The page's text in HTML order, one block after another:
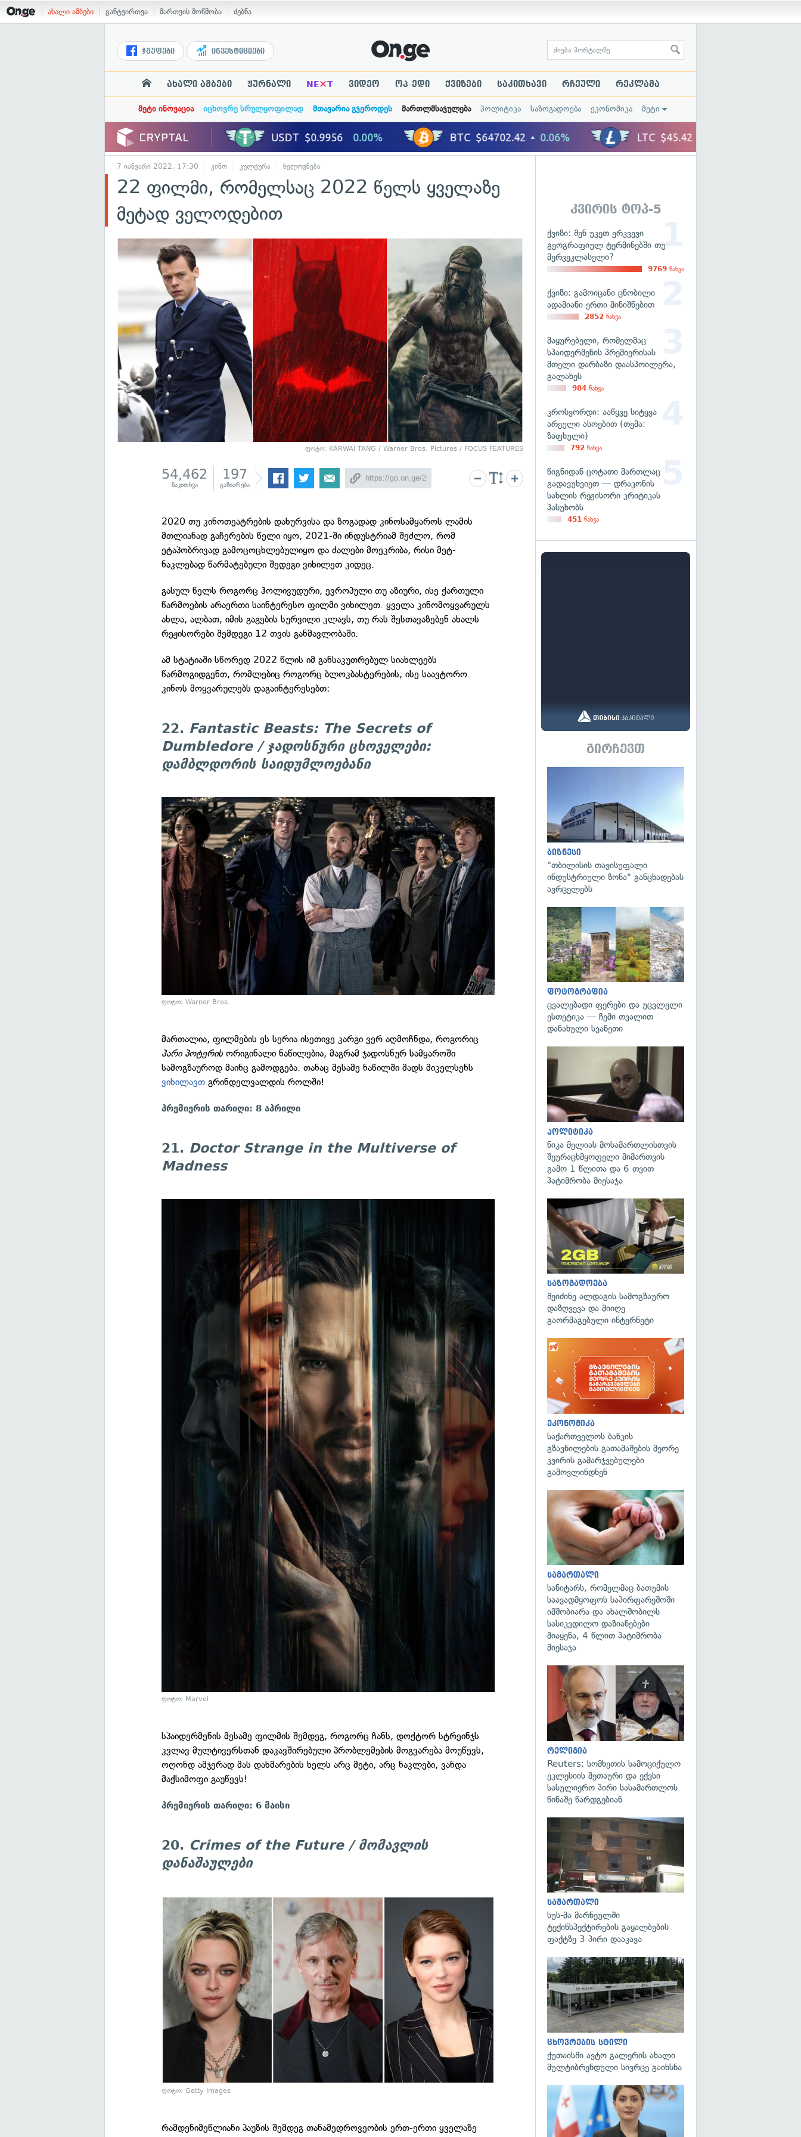
ახალი ამბები განტვირთვა მართვის მოწმობა ძებნა
ჯგუფები ინვესტიციები
ახალი ამბები ჟურნალი NE×T ვიდეო ოპ-ედი ქვიზები საკითხავი რჩეული რეკლამა
მეტი ინოვაცია იცხოვრე სრულყოფილად მთავარია გჯეროდეს მართლმსაჯულება პოლიტიკა საზოგადოება ეკონომიკა მეტი
7 იანვარი 2022, 17:30 კინო კულტურა ხელოვნება
22 ფილმი, რომელსაც 2022 წელს ყველაზე
მეტად ველოდებით
ფოტო: KARWAI TANG / Warner Bros. Pictures / FOCUS FEATURES
54,462
წაკითხვა
197
გაზიარება
2020 თუ კინოთეატრების დახურვისა და ზოგადად კინოსამყაროს ლამის
მთლიანად გაჩერების წელი იყო, 2021-ში ინდუსტრიამ შეძლო, რომ
ეტაპობრივად გამოცოცხლებულიყო და ძალები მოეკრიბა, რისი მეტ-
ნაკლებად წარმატებული შედეგი ვიხილეთ კიდეც.
გასულ წელს როგორც ჰოლივუდური, ევროპული თუ აზიური, ისე ქართული
წარმოების არაერთი საინტერესო ფილმი ვიხილეთ. ყველა კინომოყვარულს
ახლა, ალბათ, იმის გაგების სურვილი კლავს, თუ რას შესთავაზებენ ახალს
რეჟისორები შემდეგი 12 თვის განმავლობაში.
ამ სტატიაში სწორედ 2022 წლის იმ განსაკუთრებულ სიახლეებს
წარმოგიდგენთ, რომლებიც როგორც ბლოკბასტერების, ისე საავტორო
კინოს მოყვარულებს დაგაინტერესებთ:
22. Fantastic Beasts: The Secrets of
Dumbledore / ჯადოსნური ცხოველები:
დამბლდორის საიდუმლოებანი
ფოტო: Warner Bros.
მართალია, ფილმების ეს სერია ისეთივე კარგი ვერ აღმოჩნდა, როგორიც
ჰარი პოტერისორიგინალი ნაწილებია, მაგრამ ჯადოსნურ სამყაროში
სამოგზაუროდ მაინც გამოდგება. თანაც მესამე ნაწილში მადს მიკელსენს
ვიხილავთგრინდელვალდის როლში!
პრემიერის თარიღი: 8 აპრილი
21. Doctor Strange in the Multiverse of
Madness
ფოტო: Marvel
სპაიდერმენის მესამე ფილმის შემდეგ, როგორც ჩანს, დოქტორ სტრეინჯს
კვლავ მულტივერსთან დაკავშირებული პრობლემების მოგვარება მოუწევს,
ოღონდ ამჯერად მას დახმარების ხელს არც მეტი, არც ნაკლები, ვანდა
მაქსიმოფი გაუწევს!
პრემიერის თარიღი: 6 მაისი
20. Crimes of the Future / მომავლის
დანაშაულები
ფოტო: Getty Images
რამდენიმეწლიანი პაუზის შემდეგ თანამედროვეობის ერთ-ერთი ყველაზე
კვირის ტოპ-5
ქვიზი: შენ უკეთ ერკვევი
გეოგრაფიულ ტერმინებში თუ
მერვეკლასელი?
9769 ნახვა
ქვიზი: გამოიცანი ცნობილი
ადამიანი ერთი მინიშნებით
2852 ნახვა
მაყურებელი, რომელმაც
სპაიდერმენის პრემიერისას
მთელი დარბაზი დაასპოილერა,
გალახეს
984 ნახვა
კროსვორდი: ააწყვე სიტყვა
არეული ასოებით (თემა:
ზაფხული)
792 ნახვა
წიგნიდან ცოტათი მართლაც
გადავუხვიეთ — დრაკონის
სახლის რეჟისორი კრიტიკას
პასუხობს
451 ნახვა
გირჩევთ
ბიზნესი
"თბილისის თავისუფალი
ინდუსტრიული ზონა" განცხადებას
ავრცელებს
ფოტოგრაფია
ცვალებადი ფერები და უცვლელი
ესთეტიკა — ჩემი თვალით
დანახული სვანეთი
პოლიტიკა
ნიკა მელიას მოსამართლისთვის
შეურაცხმყოფელი მიმართვის
გამო 1 წლითა და 6 თვით
პატიმრობა მიესაჯა
საზოგადოება
შეიძინე ალდაგის სამოგზაურო
დაზღვევა და მიიღე
გაორმაგებული ინტერნეტი
ეკონომიკა
საქართველოს ბანკის
გზავნილების გათამაშების მეორე
კვირის გამარჯვებულები
გამოვლინდნენ
სამართალი
სანიტარს, რომელმაც ბათუმის
საავადმყოფოს საპირფარეშოში
იმშობიარა და ახალშობილს
სასიკვდილო დაზიანებები
მიაყენა, 4 წლით პატიმრობა
მიესაჯა
რელიგია
Reuters: სომხეთის სამოციქულო
ეკლესიის მეთაური და ექვსი
სასულიერო პირი სასამართლოს
წინაშე წარდგებიან
სამართალი
სუს-მა მარნეულში
ტექინსპექტირების გაყალბების
ფაქტზე 3 პირი დააკავა
ცხოვრების სტილი
ქუთაისში ავტო გალერის ახალი
მულტიბრენდული სივრცე გაიხსნა